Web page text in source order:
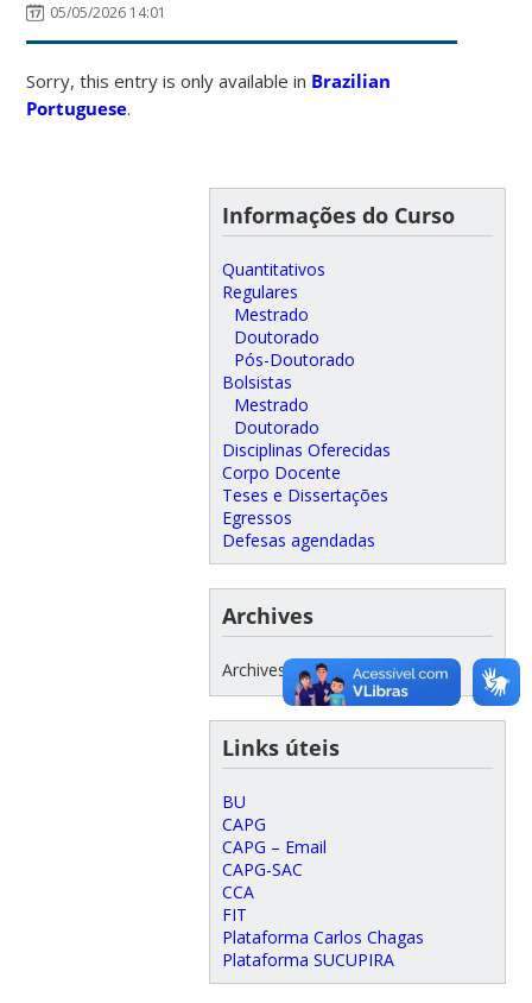
05/05/2026 14:01
Sorry, this entry is only available in Brazilian
Portuguese.
Informações do Curso
Quantitativos
Regulares
Mestrado
Doutorado
Pós-Doutorado
Bolsistas
Mestrado
Doutorado
Disciplinas Oferecidas
Corpo Docente
Teses e Dissertações
Egressos
Defesas agendadas
Archives
Archives
Links úteis
BU
CAPG
CAPG – Email
CAPG-SAC
CCA
FIT
Plataforma Carlos Chagas
Plataforma SUCUPIRA